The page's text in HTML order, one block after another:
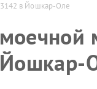
в Йошкар-Оле